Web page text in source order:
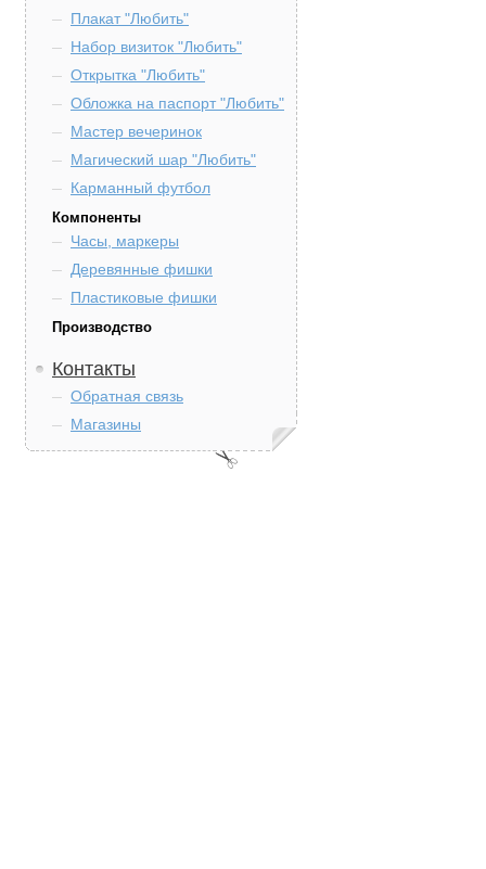
Плакат "Любить"
Набор визиток "Любить"
Открытка "Любить"
Обложка на паспорт "Любить"
Мастер вечеринок
Магический шар "Любить"
Карманный футбол
Компоненты
Часы, маркеры
Деревянные фишки
Пластиковые фишки
Производство
Контакты
Обратная связь
Магазины